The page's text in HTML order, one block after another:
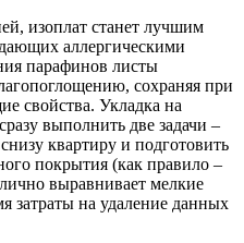
изоплат станет лучшим
аллергическими
парафинов листы
сохраняя при
свойства. Укладка на
выполнить две задачи –
квартиру и подготовить
покрытия (как правило –
выравнивает мелкие
затраты на удаление данных